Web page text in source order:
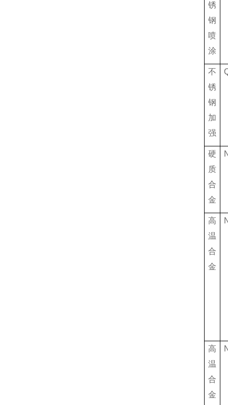
锈
钢
喷
涂
不
锈
钢
加
强
硬
质
合
金
高
温
合
金
高
温
合
金